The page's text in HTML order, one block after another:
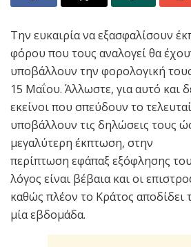
Την ευκαιρία να εξασφαλίσουν
φόρου που τους αναλογεί θα
υποβάλλουν την φορολογική
15 Μαΐου. Άλλωστε, για αυτό και
εκείνοι που σπεύδουν το
υποβάλλουν τις δηλώσεις τους
μεγαλύτερη έκπτωση, στην
περίπτωση εφάπαξ εξόφλησης
λόγος είναι βέβαια και οι
καθώς πλέον το Κράτος αποδίδει
μία εβδομάδα.